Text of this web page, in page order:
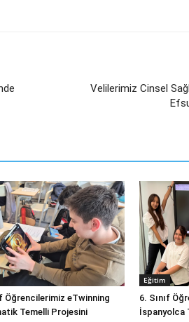
Velilerimiz Cinsel
Öğrencilerimiz eTwinning
Temelli Projesini
Eğitim
6. Sınıf
İspanyolca